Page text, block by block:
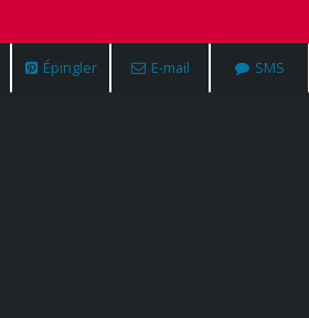
Épingler E-mail SMS